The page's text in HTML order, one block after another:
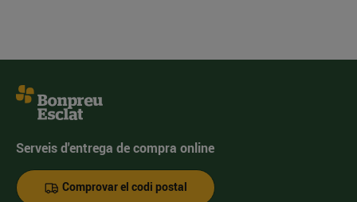
Serveis d'entrega de compra online
Comprovar el codi postal